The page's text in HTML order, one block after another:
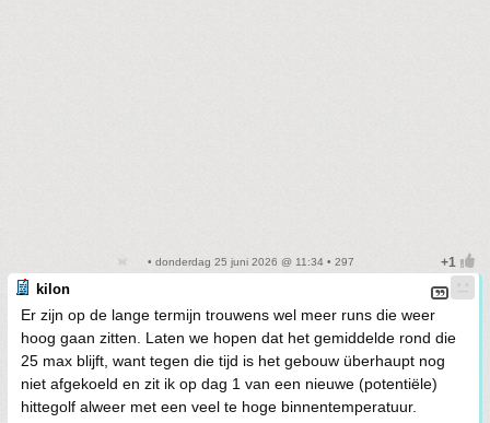
• donderdag 25 juni 2026 @ 11:34 • 297
kilon
Er zijn op de lange termijn trouwens wel meer runs die weer
hoog gaan zitten. Laten we hopen dat het gemiddelde rond die
25 max blijft, want tegen die tijd is het gebouw überhaupt nog
niet afgekoeld en zit ik op dag 1 van een nieuwe (potentiële)
hittegolf alweer met een veel te hoge binnentemperatuur.